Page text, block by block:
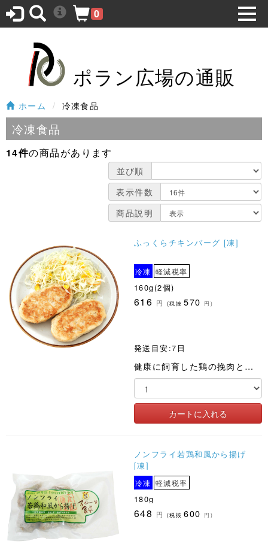
ポラン広場の通販
0
ホーム 冷凍食品
冷凍食品
14件の商品があります
並び順
表示件数
商品説明
ふっくらチキンバーグ [凍]
冷凍 軽減税率
160g(2個)
616 円 (税抜570 円)
発送目安:7日
健康に飼育した鶏の挽肉と国産有機玉ねぎで作ったハンバーグです
ノンフライ若鶏和風から揚げ
[凍]
冷凍 軽減税率
180g
648 円 (税抜600 円)